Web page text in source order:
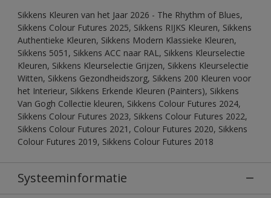
Sikkens Kleuren van het Jaar 2026 - The Rhythm of Blues,
Sikkens Colour Futures 2025, Sikkens RIJKS Kleuren, Sikkens
Authentieke Kleuren, Sikkens Modern Klassieke Kleuren,
Sikkens 5051, Sikkens ACC naar RAL, Sikkens Kleurselectie
Kleuren, Sikkens Kleurselectie Grijzen, Sikkens Kleurselectie
Witten, Sikkens Gezondheidszorg, Sikkens 200 Kleuren voor
het Interieur, Sikkens Erkende Kleuren (Painters), Sikkens
Van Gogh Collectie kleuren, Sikkens Colour Futures 2024,
Sikkens Colour Futures 2023, Sikkens Colour Futures 2022,
Sikkens Colour Futures 2021, Colour Futures 2020, Sikkens
Colour Futures 2019, Sikkens Colour Futures 2018
Systeeminformatie